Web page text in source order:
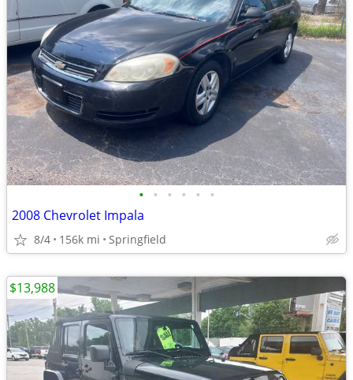
• • • • • •
2008 Chevrolet Impala
8/4 156k mi Springfield
$13,988